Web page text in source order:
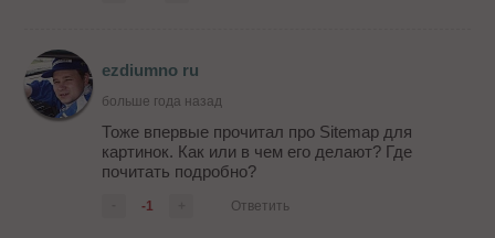
ezdiumno ru
больше года назад
Тоже впервые прочитал про Sitemap для
картинок. Как или в чем его делают? Где
почитать подробно?
-1 Ответить